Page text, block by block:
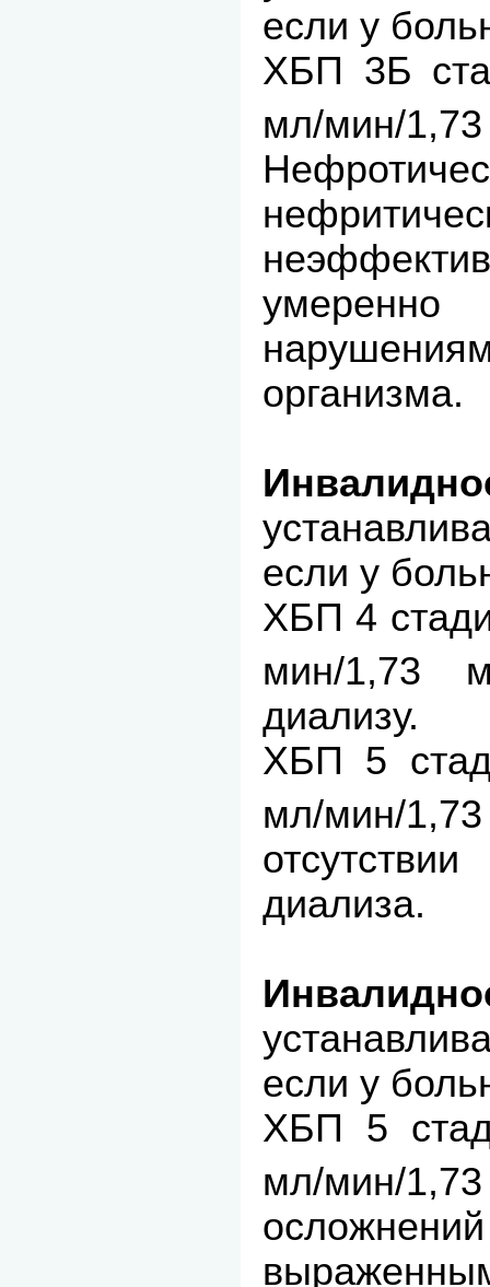
если у
ХБП 3Б
мл/мин/
организма.
если у
ХБП 4
мин/1,73
диализу.
ХБП 5
мл/мин/
диализа.
если у
ХБП 5
мл/мин/